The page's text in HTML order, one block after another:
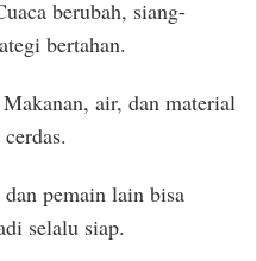
berubah, siang-
bertahan.
Makanan, air, dan material
pemain lain bisa
selalu siap.